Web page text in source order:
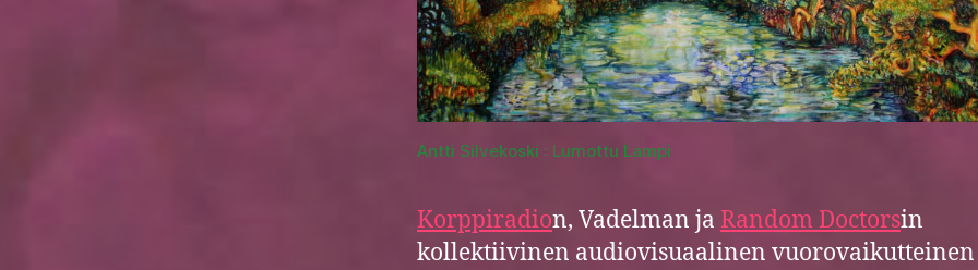
Antti Silvekoski : Lumottu Lampi
Korppiradion, Vadelman ja Random Doctorsin
kollektiivinen audiovisuaalinen